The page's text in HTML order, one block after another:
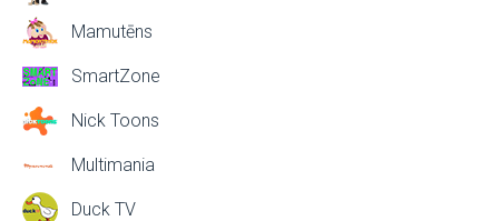
Mamutēns
SmartZone
Nick Toons
Multimania
Duck TV